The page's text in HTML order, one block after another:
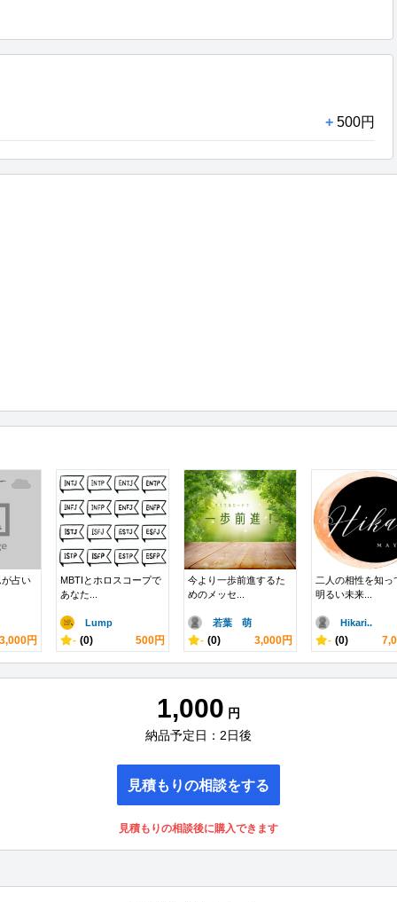
+ 500円
占い
3,000円
MBTIとホロスコープで
あなた...
Lump
- (0) 500円
今より一歩前進するた
めのメッセ...
若葉 萌
- (0) 3,000円
二人の相性を知っ
明るい未来...
Hikari..
- (0)
1,000 円
納品予定日：2日後
見積もりの相談をする
見積もりの相談後に購入できます